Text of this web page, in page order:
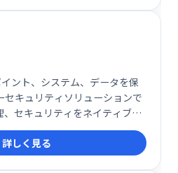
ント、システム、データを保
セキュリティソリューションで
セキュリティをネイティブに
的な保護を実現します。高度な
ビジネスの継続性を確保しま
詳しく見る